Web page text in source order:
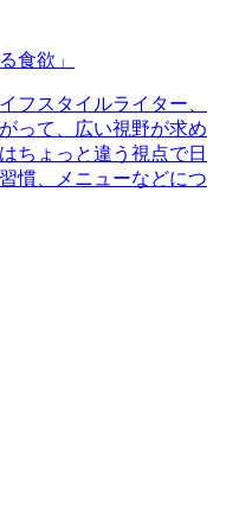
食欲」
フスタイルライター、
って、広い視野が求め
ちょっと違う視点で日
慣、メニューなどにつ